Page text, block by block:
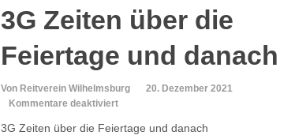
3G Zeiten über die
Feiertage und danach
Von Reitverein Wilhelmsburg
20. Dezember 2021
Kommentare deaktiviertfür
Zeiten
3G Zeiten über die Feiertage und danach